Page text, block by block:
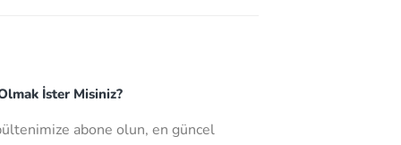
İster Misiniz?
abone olun, en güncel